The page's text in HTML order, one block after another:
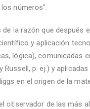
números".
de la razón que después
y aplicación
lógica), comunicadas
Russell, p. ej.) y
en el origen de la
observador de las más